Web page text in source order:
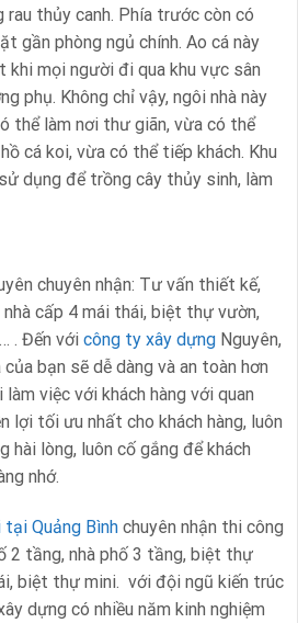
rau thủy canh. Phía trước còn có
gần phòng ngủ chính. Ao cá này
khi mọi người đi qua khu vực sân
phụ. Không chỉ vậy, ngôi nhà này
thể làm nơi thư giãn, vừa có thể
cá koi, vừa có thể tiếp khách. Khu
dụng để trồng cây thủy sinh, làm
chuyên nhận: Tư vấn thiết kế,
nhà cấp 4 mái thái, biệt thự vườn,
. Đến với công ty xây dựng Nguyên,
bạn sẽ dễ dàng và an toàn hơn
việc với khách hàng với quan
lợi tối ưu nhất cho khách hàng, luôn
hài lòng, luôn cố gắng để khách
nhớ.
tại Quảng Bình chuyên nhận thi công
2 tầng, nhà phố 3 tầng, biệt thự
biệt thự mini. với đội ngũ kiến trúc
dựng có nhiều năm kinh nghiệm